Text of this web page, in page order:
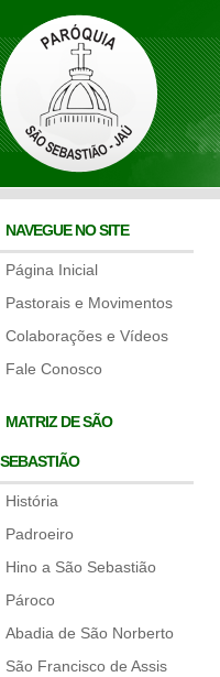
NAVEGUE NO SITE
Página Inicial
Pastorais e Movimentos
Colaborações e Vídeos
Fale Conosco
MATRIZ DE SÃO
SEBASTIÃO
História
Padroeiro
Hino a São Sebastião
Pároco
Abadia de São Norberto
São Francisco de Assis